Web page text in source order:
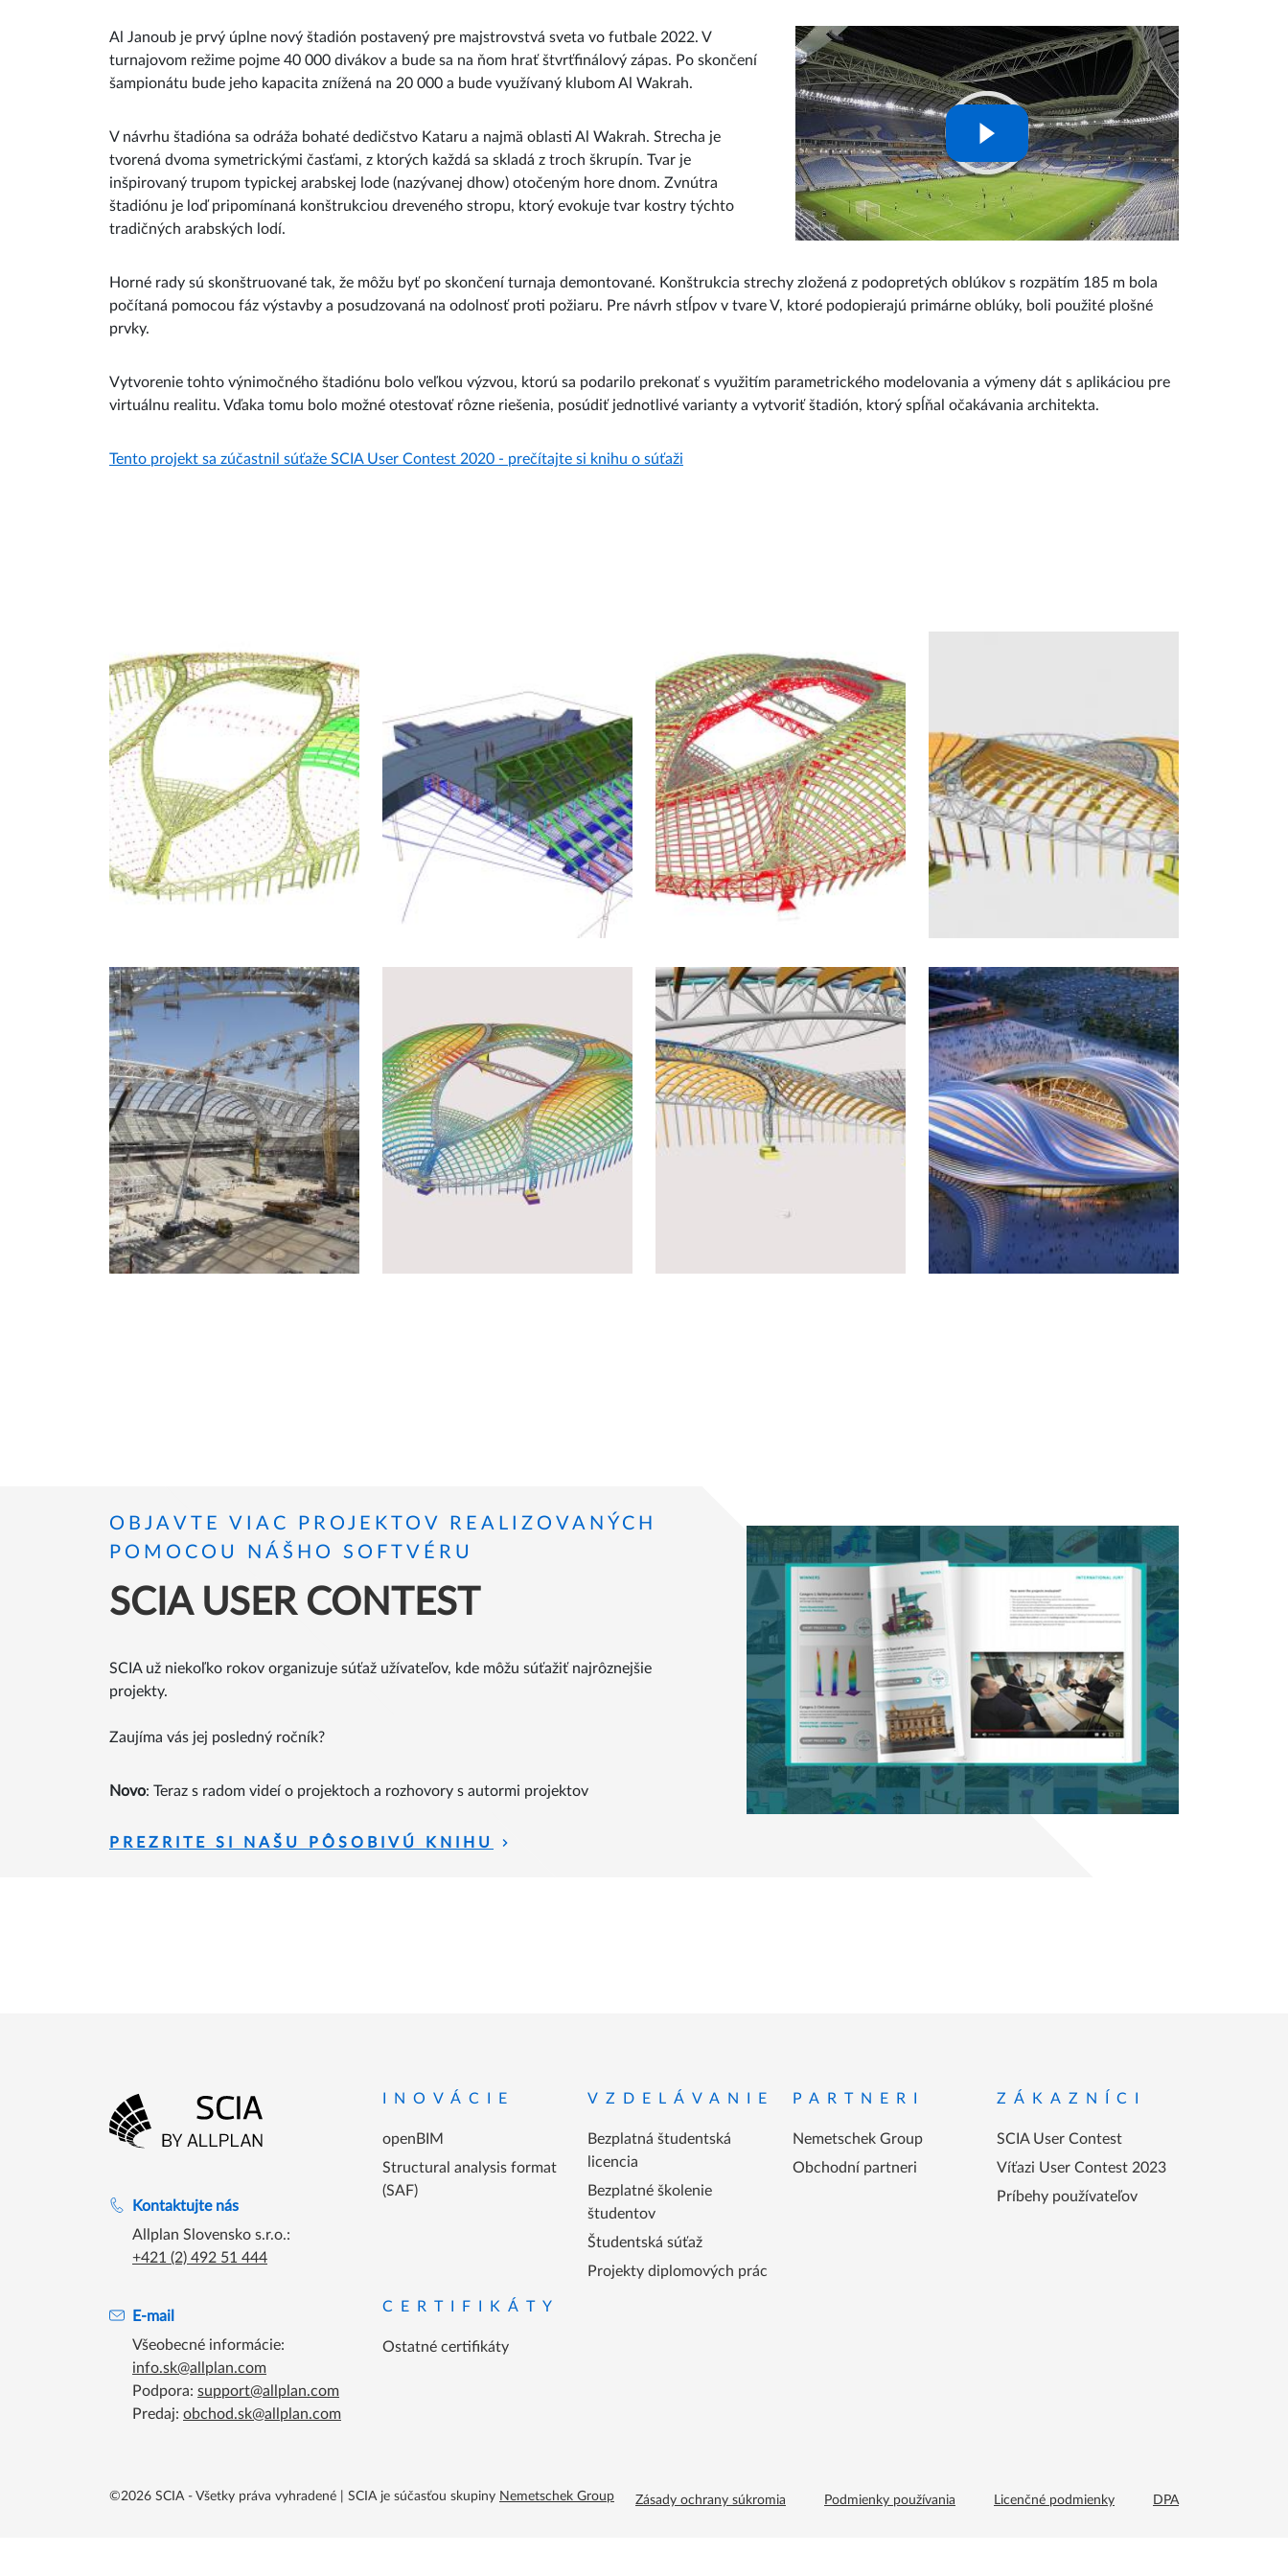
Al Janoub je prvý úplne nový štadión postavený pre majstrovstvá sveta vo futbale 2022. V
turnajovom režime pojme 40 000 divákov a bude sa na ňom hrať štvrťfinálový zápas. Po skončení
šampionátu bude jeho kapacita znížená na 20 000 a bude využívaný klubom Al Wakrah.
V návrhu štadióna sa odráža bohaté dedičstvo Kataru a najmä oblasti Al Wakrah. Strecha je
tvorená dvoma symetrickými časťami, z ktorých každá sa skladá z troch škrupín. Tvar je
inšpirovaný trupom typickej arabskej lode (nazývanej dhow) otočeným hore dnom. Zvnútra
štadiónu je loď pripomínaná konštrukciou dreveného stropu, ktorý evokuje tvar kostry týchto
tradičných arabských lodí.
Horné rady sú skonštruované tak, že môžu byť po skončení turnaja demontované. Konštrukcia strechy zložená z podopretých oblúkov s rozpätím 185 m bola
počítaná pomocou fáz výstavby a posudzovaná na odolnosť proti požiaru. Pre návrh stĺpov v tvare V, ktoré podopierajú primárne oblúky, boli použité plošné
prvky.
Vytvorenie tohto výnimočného štadiónu bolo veľkou výzvou, ktorú sa podarilo prekonať s využitím parametrického modelovania a výmeny dát s aplikáciou pre
virtuálnu realitu. Vďaka tomu bolo možné otestovať rôzne riešenia, posúdiť jednotlivé varianty a vytvoriť štadión, ktorý spĺňal očakávania architekta.
Tento projekt sa zúčastnil súťaže SCIA User Contest 2020 - prečítajte si knihu o súťaži
OBJAVTE VIAC PROJEKTOV REALIZOVANÝCH
POMOCOU NÁŠHO SOFTVÉRU
SCIA USER CONTEST
SCIA už niekoľko rokov organizuje súťaž užívateľov, kde môžu súťažiť najrôznejšie
projekty.
Zaujíma vás jej posledný ročník?
Novo: Teraz s radom videí o projektoch a rozhovory s autormi projektov
PREZRITE SI NAŠU PÔSOBIVÚ KNIHU
Podpora počas úradných hodín
Kontaktujte nás
Allplan Slovensko s.r.o.:
+421 (2) 492 51 444
E-mail
Všeobecné informácie:
info.sk@allplan.com
Podpora: support@allplan.com
Predaj: obchod.sk@allplan.com
Menu v päte
INOVÁCIE
openBIM
Structural analysis format
(SAF)
VZDELÁVANIE
Bezplatná študentská
licencia
Bezplatné školenie
študentov
Študentská súťaž
Projekty diplomových prác
PARTNERI
Nemetschek Group
Obchodní partneri
ZÁKAZNÍCI
SCIA User Contest
Víťazi User Contest 2023
Príbehy používateľov
CERTIFIKÁTY
Ostatné certifikáty
©2026 SCIA - Všetky práva vyhradené SCIA je súčasťou skupiny Nemetschek Group Footer menu extra
Zásady ochrany súkromia Podmienky používania Licenčné podmienky DPA